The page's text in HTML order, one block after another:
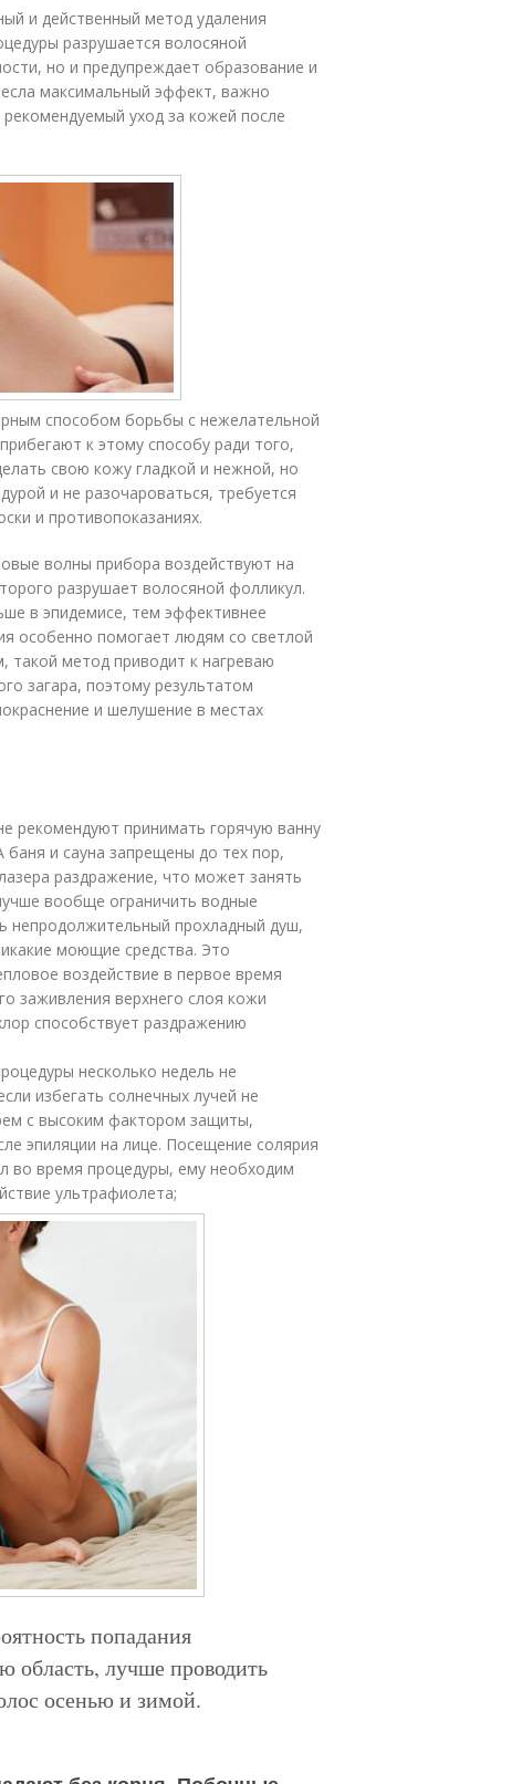
и действенный метод удаления
разрушается волосяной
но и предупреждает образование и
максимальный эффект, важно
уход за кожей после
способом борьбы с нежелательной
к этому способу ради того,
свою кожу гладкой и нежной, но
и не разочароваться, требуется
и противопоказаниях.
волны прибора воздействуют на
разрушает волосяной фолликул.
в эпидемисе, тем эффективнее
особенно помогает людям со светлой
метод приводит к нагреваю
загара, поэтому результатом
и шелушение в местах
рекомендуют принимать горячую ванну
баня и сауна запрещены до тех пор,
раздражение, что может занять
вообще ограничить водные
непродолжительный прохладный душ,
моющие средства. Это
воздействие в первое время
заживления верхнего слоя кожи
способствует раздражению
несколько недель не
избегать солнечных лучей не
с высоким фактором защиты,
эпиляции на лице. Посещение солярия
во время процедуры, ему необходим
ультрафиолета;
попадания
область, лучше проводить
осенью и зимой.